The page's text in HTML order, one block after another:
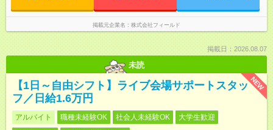
掲載元企業名 株式会社フィールド
掲載日：2026.08.07
未読
NEW
【1日～自由シフト】ライブ会場サポートスタッ
フ／日給1.6万円
アルバイト 職種未経験OK 社会人未経験OK
大学生歓迎